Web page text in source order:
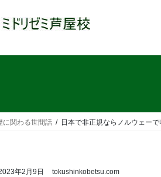
に関わる世間話 日本で非正規ならノルウェー
年2月9日 tokushinkobetsu.com